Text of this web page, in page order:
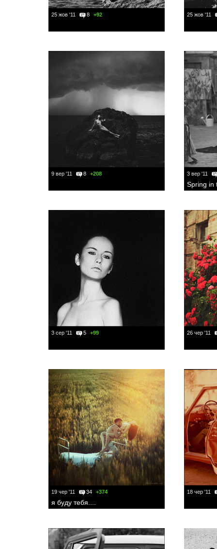
25 жов '11 8 +92 25 жов '11
9 вер '11 8 +208 3 вер '11
Spring in
3 сер '11 5 +99 26 чер '11
19 чер '11 34 +374
я буду тебя....
18 чер '11